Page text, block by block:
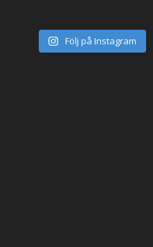
Följ på Instagram